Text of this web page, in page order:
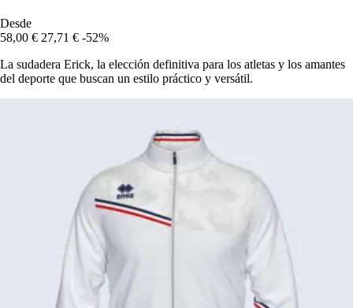
Desde
58,00 € 27,71 € -52%
La sudadera Erick, la elección definitiva para los atletas y los amantes
del deporte que buscan un estilo práctico y versátil.